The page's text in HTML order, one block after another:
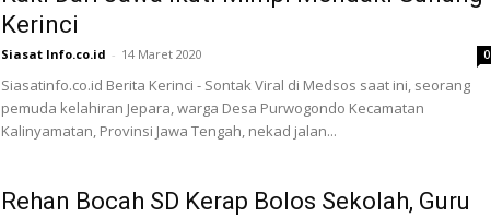
Kerinci
Siasat Info.co.id - 14 Maret 2020 0
Siasatinfo.co.id Berita Kerinci - Sontak Viral di Medsos saat ini, seorang
pemuda kelahiran Jepara, warga Desa Purwogondo Kecamatan
Kalinyamatan, Provinsi Jawa Tengah, nekad jalan...
Rehan Bocah SD Kerap Bolos Sekolah, Guru